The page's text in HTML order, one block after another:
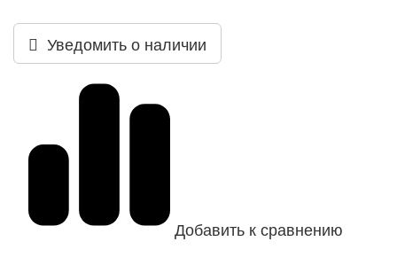
Уведомить о наличии
Добавить к сравнению